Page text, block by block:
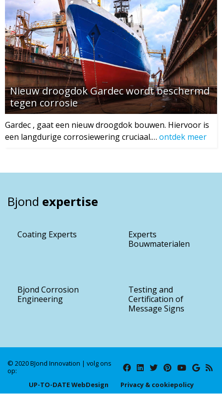
Nieuw droogdok Gardec wordt beschermd
tegen corrosie
Gardec , gaat een nieuw droogdok bouwen. Hiervoor is
een langdurige corrosiewering cruciaal.… ontdek meer
Bjond expertise
Coating Experts
Experts
Bouwmaterialen
Bjond Corrosion
Engineering
Testing and
Certification of
Message Signs
© 2020 BJond Innovation | volg ons
op:
UP-TO-DATE WebDesign
Privacy & cookiepolicy